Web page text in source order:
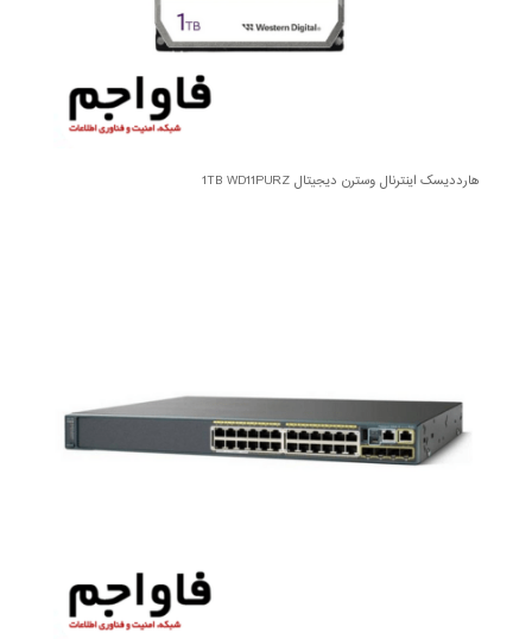
هارددیسک اینترنال وسترن دیجیتال 1TB WD11PURZ